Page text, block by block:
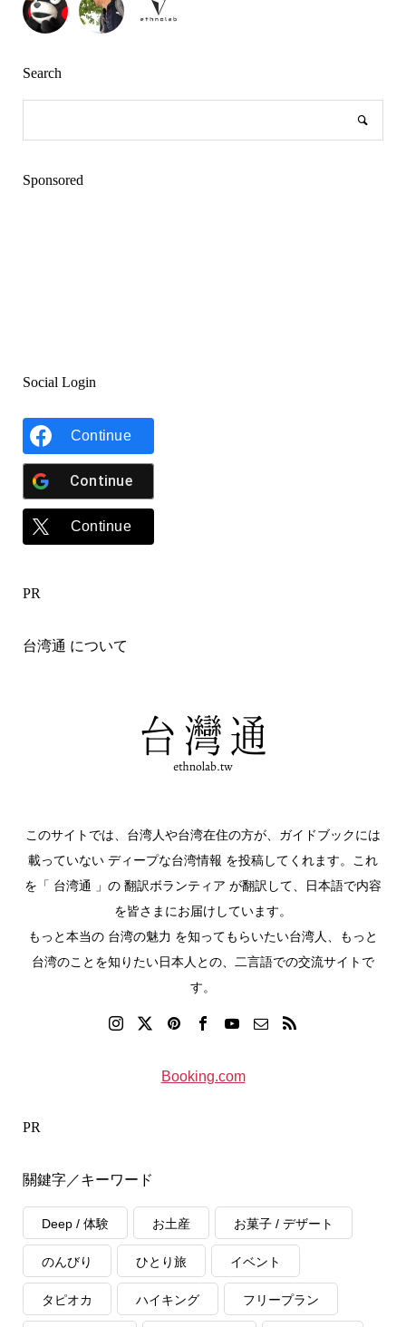
Search
Sponsored
Social Login
Continue
Continue
Continue
PR
台湾通 について
このサイトでは、台湾人や台湾在住の方が、ガイドブックには
載っていない ディープな台湾情報 を投稿してくれます。これ
を「 台湾通 」の 翻訳ボランティア が翻訳して、日本語で内容
を皆さまにお届けしています。
もっと本当の 台湾の魅力 を知ってもらいたい台湾人、もっと
台湾のことを知りたい日本人との、二言語での交流サイトで
す。
Booking.com
PR
關鍵字／キーワード
Deep / 体験 お土産 お菓子 / デザート
のんびり ひとり旅 イベント
タピオカ ハイキング フリープラン